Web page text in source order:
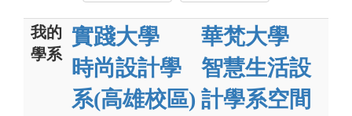
我的
學系
實踐大學
時尚設計學
系(高雄校區)
華梵大學
智慧生活設
計學系空間